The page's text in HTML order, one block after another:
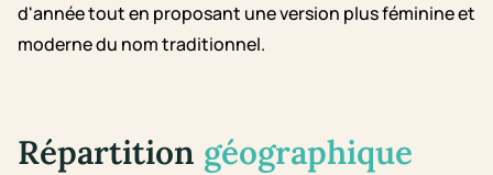
d'année tout en proposant une version plus féminine et
moderne du nom traditionnel.
Répartition géographique